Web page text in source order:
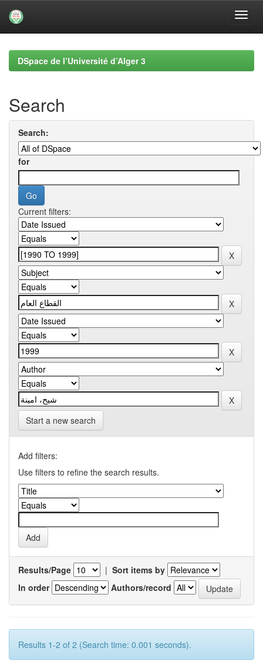
navigationDSpace de l’Université d’Alger 3
Search
Search:
for
Current filters:
Start a new search
Add filters:
Use filters to refine the search results.
Results/Page | Sort items by
In order
Authors/record
Results 1-2 of 2 (Search time: 0.001 seconds).